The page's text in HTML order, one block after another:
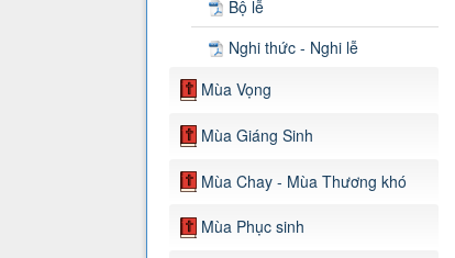
Bộ lễ
Nghi thức - Nghi lễ
Mùa Vọng
Mùa Giáng Sinh
Mùa Chay - Mùa Thương khó
Mùa Phục sinh